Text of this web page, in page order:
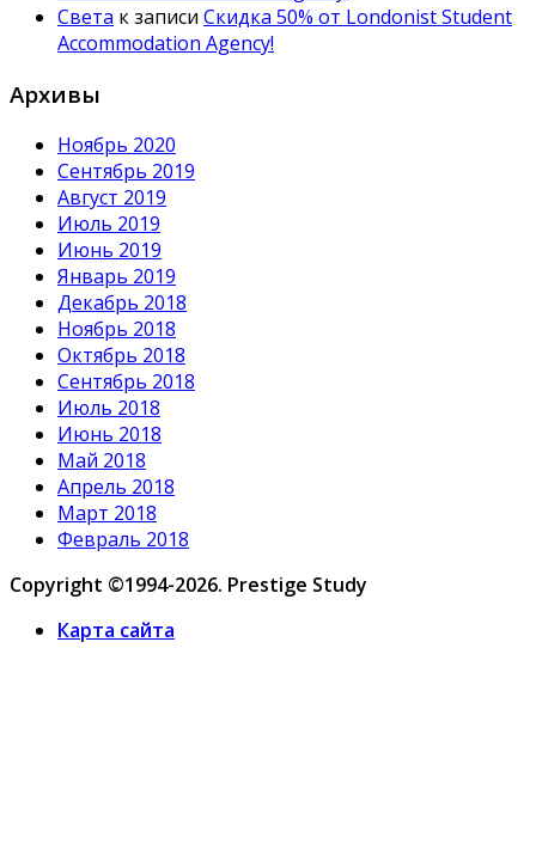
Света к записи Скидка 50% от Londonist Student
Accommodation Agency!
Архивы
Ноябрь 2020
Сентябрь 2019
Август 2019
Июль 2019
Июнь 2019
Январь 2019
Декабрь 2018
Ноябрь 2018
Октябрь 2018
Сентябрь 2018
Июль 2018
Июнь 2018
Май 2018
Апрель 2018
Март 2018
Февраль 2018
Copyright ©1994-2026. Prestige Study
Карта сайта